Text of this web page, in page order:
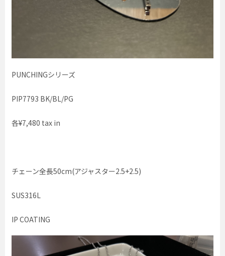
PUNCHINGシリーズ
PIP7793 BK/BL/PG
各¥7,480 tax in
チェーン全長50cm(アジャスター2.5+2.5)
SUS316L
IP COATING